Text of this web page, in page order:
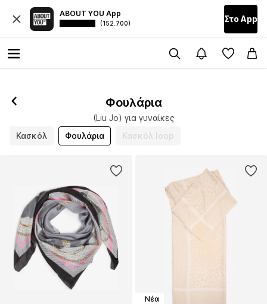
ABOUT YOU App
(152.700) Στο Αpp
Φουλάρια
(Liu Jo) για γυναίκες
Κασκόλ
Φουλάρια Κασκόλ loop
Νέα